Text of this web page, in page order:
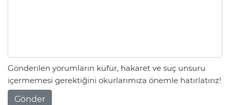
Gönderilen yorumların küfür, hakaret ve suç unsuru
içermemesi gerektiğini okurlarımıza önemle hatırlatırız!
Gönder